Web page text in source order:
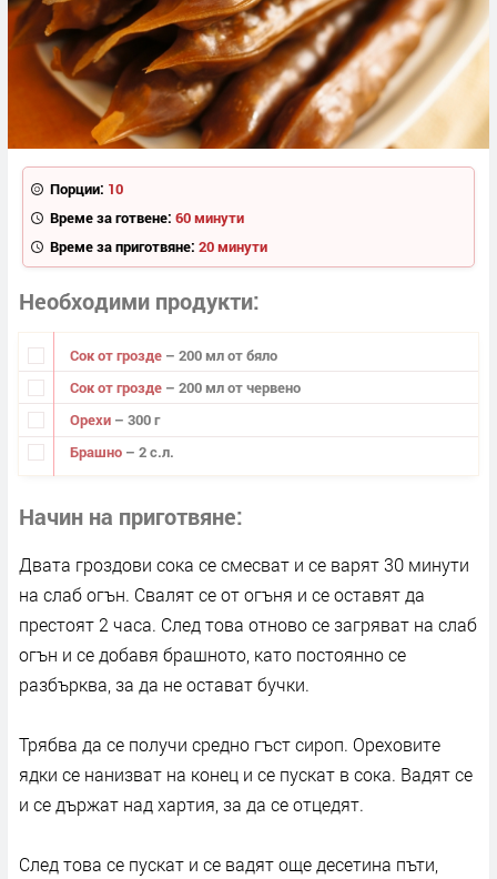
Порции: 10
Време за готвене: 60 минути
Време за приготвяне: 20 минути
Необходими продукти
Сок от грозде – 200 мл от бяло
Сок от грозде – 200 мл от червено
Орехи – 300 г
Брашно – 2 с.л.
Начин на приготвяне
Двата гроздови сока се смесват и се варят 30 минути
на слаб огън. Свалят се от огъня и се оставят да
престоят 2 часа. След това отново се загряват на слаб
огън и се добавя брашното, като постоянно се
разбърква, за да не остават бучки.
Трябва да се получи средно гъст сироп. Ореховите
ядки се нанизват на конец и се пускат в сока. Вадят се
и се държат над хартия, за да се отцедят.
След това се пускат и се вадят още десетина пъти,